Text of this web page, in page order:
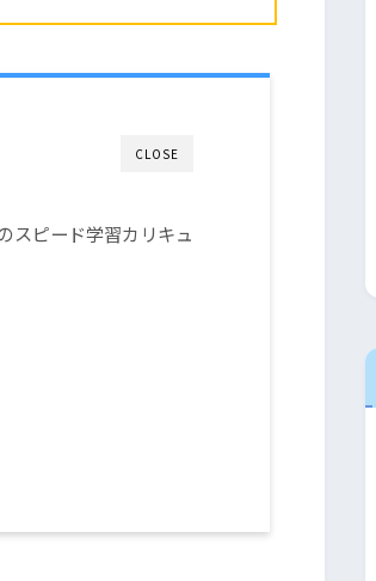
CLOSE
スピード学習カリキュ